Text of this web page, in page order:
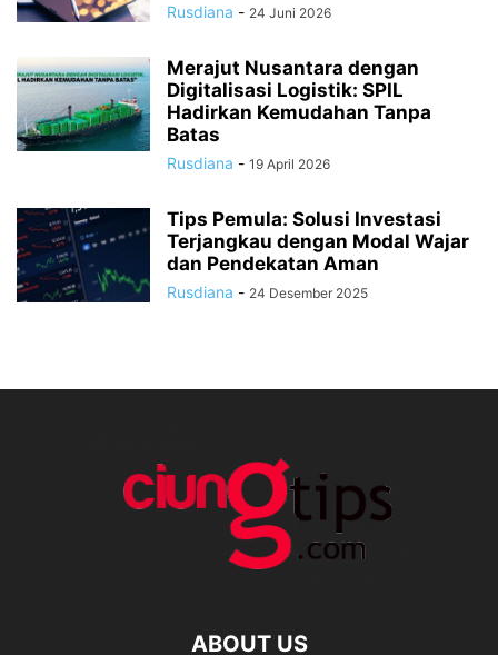
Rusdiana - 24 Juni 2026
Merajut Nusantara dengan
Digitalisasi Logistik: SPIL
Hadirkan Kemudahan Tanpa
Batas
Rusdiana - 19 April 2026
Tips Pemula: Solusi Investasi
Terjangkau dengan Modal Wajar
dan Pendekatan Aman
Rusdiana - 24 Desember 2025
ABOUT US